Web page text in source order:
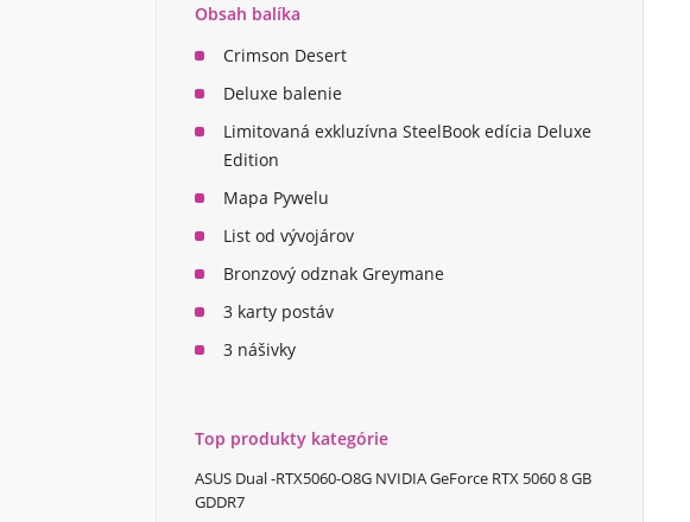
Obsah balíka
Crimson Desert
Deluxe balenie
Limitovaná exkluzívna SteelBook edícia Deluxe
Edition
Mapa Pywelu
List od vývojárov
Bronzový odznak Greymane
3 karty postáv
3 nášivky
Top produkty kategórie
ASUS Dual -RTX5060-O8G NVIDIA GeForce RTX 5060 8 GB
GDDR7